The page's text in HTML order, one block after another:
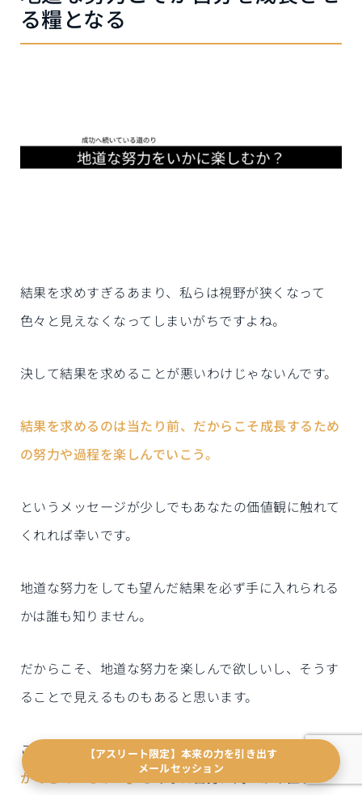
る糧となる
結果を求めすぎるあまり、私らは視野が狭くなって
色々と見えなくなってしまいがちですよね。
決して結果を求めることが悪いわけじゃないんです。
結果を求めるのは当たり前、だからこそ成長するため
の努力や過程を楽しんでいこう。
というメッセージが少しでもあなたの価値観に触れて
くれれば幸いです。
地道な努力をしても望んだ結果を必ず手に入れられる
かは誰も知りません。
だからこそ、地道な努力を楽しんで欲しいし、そうす
ることで見えるものもあると思います。
この記事を読むことで「地道な努力を積み重ねること
ができているか？」とあなた自身に問いかけ直すキッ
【アスリート限定】本来の力を引き出す
メールセッション